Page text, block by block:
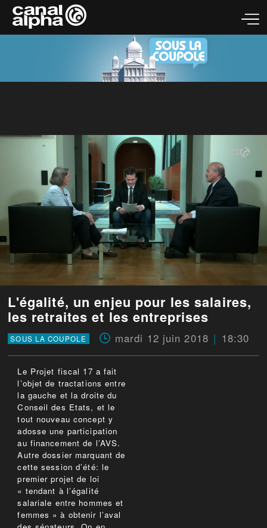
L'égalité, un enjeu pour les salaires,
les retraites et les entreprises
SOUS LA COUPOLE mardi 12 juin 2018 18:30
Le Projet fiscal 17 a fait
l’objet de tractations entre
la gauche et la droite du
Conseil des Etats, et le
tout nouveau concept y
adosse une participation
au financement de l’AVS.
Autre dossier marquant de
cette session d’été: le
premier projet de loi
« tendant à l’égalité
salariale entre hommes et
femmes » à obtenir l’aval